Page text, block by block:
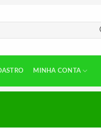
MINHA CONTA